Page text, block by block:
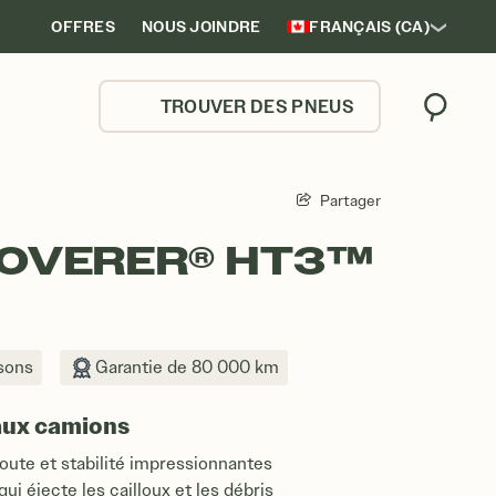
OFFRES NOUS JOINDRE FRANÇAIS (CA)
TROUVER DES PNEUS Trouver
Partager
HT3™
Garantie de 80 000 km
camions
et stabilité impressionnantes
éjecte les cailloux et les débris